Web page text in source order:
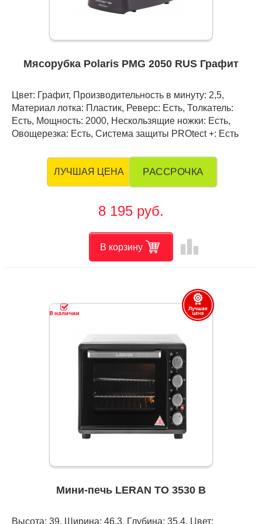
Мясорубка Polaris PMG 2050 RUS Графит
Цвет: Графит, Производительность в минуту: 2,5,
Материал лотка: Пластик, Реверс: Есть, Толкатель:
Есть, Мощность: 2000, Нескользящие ножки: Есть,
Овощерезка: Есть, Система защиты PROtect +: Есть
ЛУЧШАЯ ЦЕНА РАССРОЧКА
8 195 руб.
В корзину leaderboard
Мини-печь LERAN TO 3530 B
Высота: 39, Ширина: 46,3, Глубина: 35,4, Цвет: